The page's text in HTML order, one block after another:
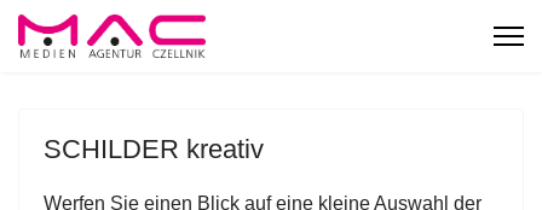
SCHILDER kreativ
Werfen Sie einen Blick auf eine kleine Auswahl der